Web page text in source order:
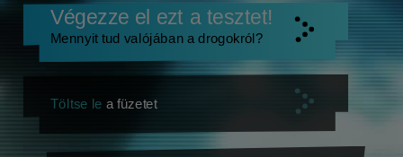
Végezze el ezt a tesztet!
Mennyit tud valójában a drogokról?
Töltse le a füzetet